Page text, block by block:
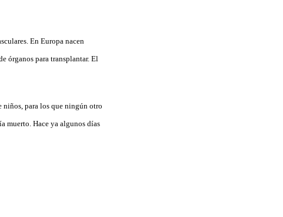
En Europa nacen
órganos para transplantar. El
niños, para los que ningún otro
muerto. Hace ya algunos días